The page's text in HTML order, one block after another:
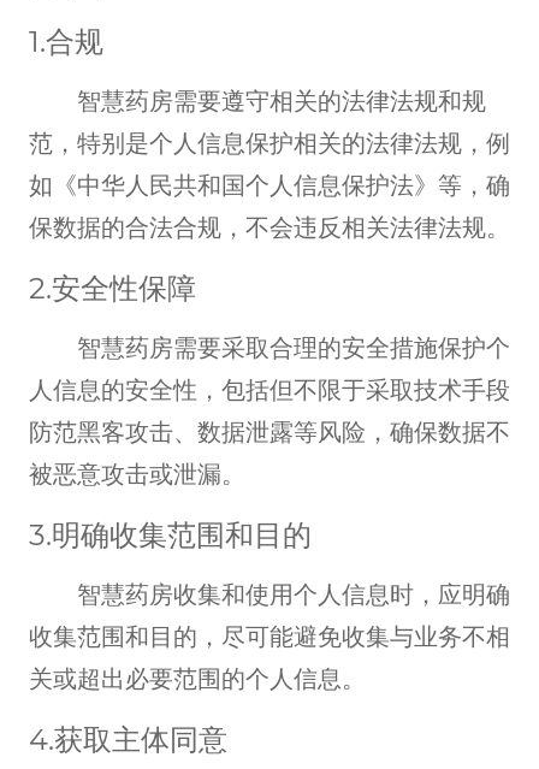
1.合规
智慧药房需要遵守相关的法律法规和规
范，特别是个人信息保护相关的法律法规，例
如《中华人民共和国个人信息保护法》等，确
保数据的合法合规，不会违反相关法律法规。
2.安全性保障
智慧药房需要采取合理的安全措施保护个
人信息的安全性，包括但不限于采取技术手段
防范黑客攻击、数据泄露等风险，确保数据不
被恶意攻击或泄漏。
3.明确收集范围和目的
智慧药房收集和使用个人信息时，应明确
收集范围和目的，尽可能避免收集与业务不相
关或超出必要范围的个人信息。
4.获取主体同意